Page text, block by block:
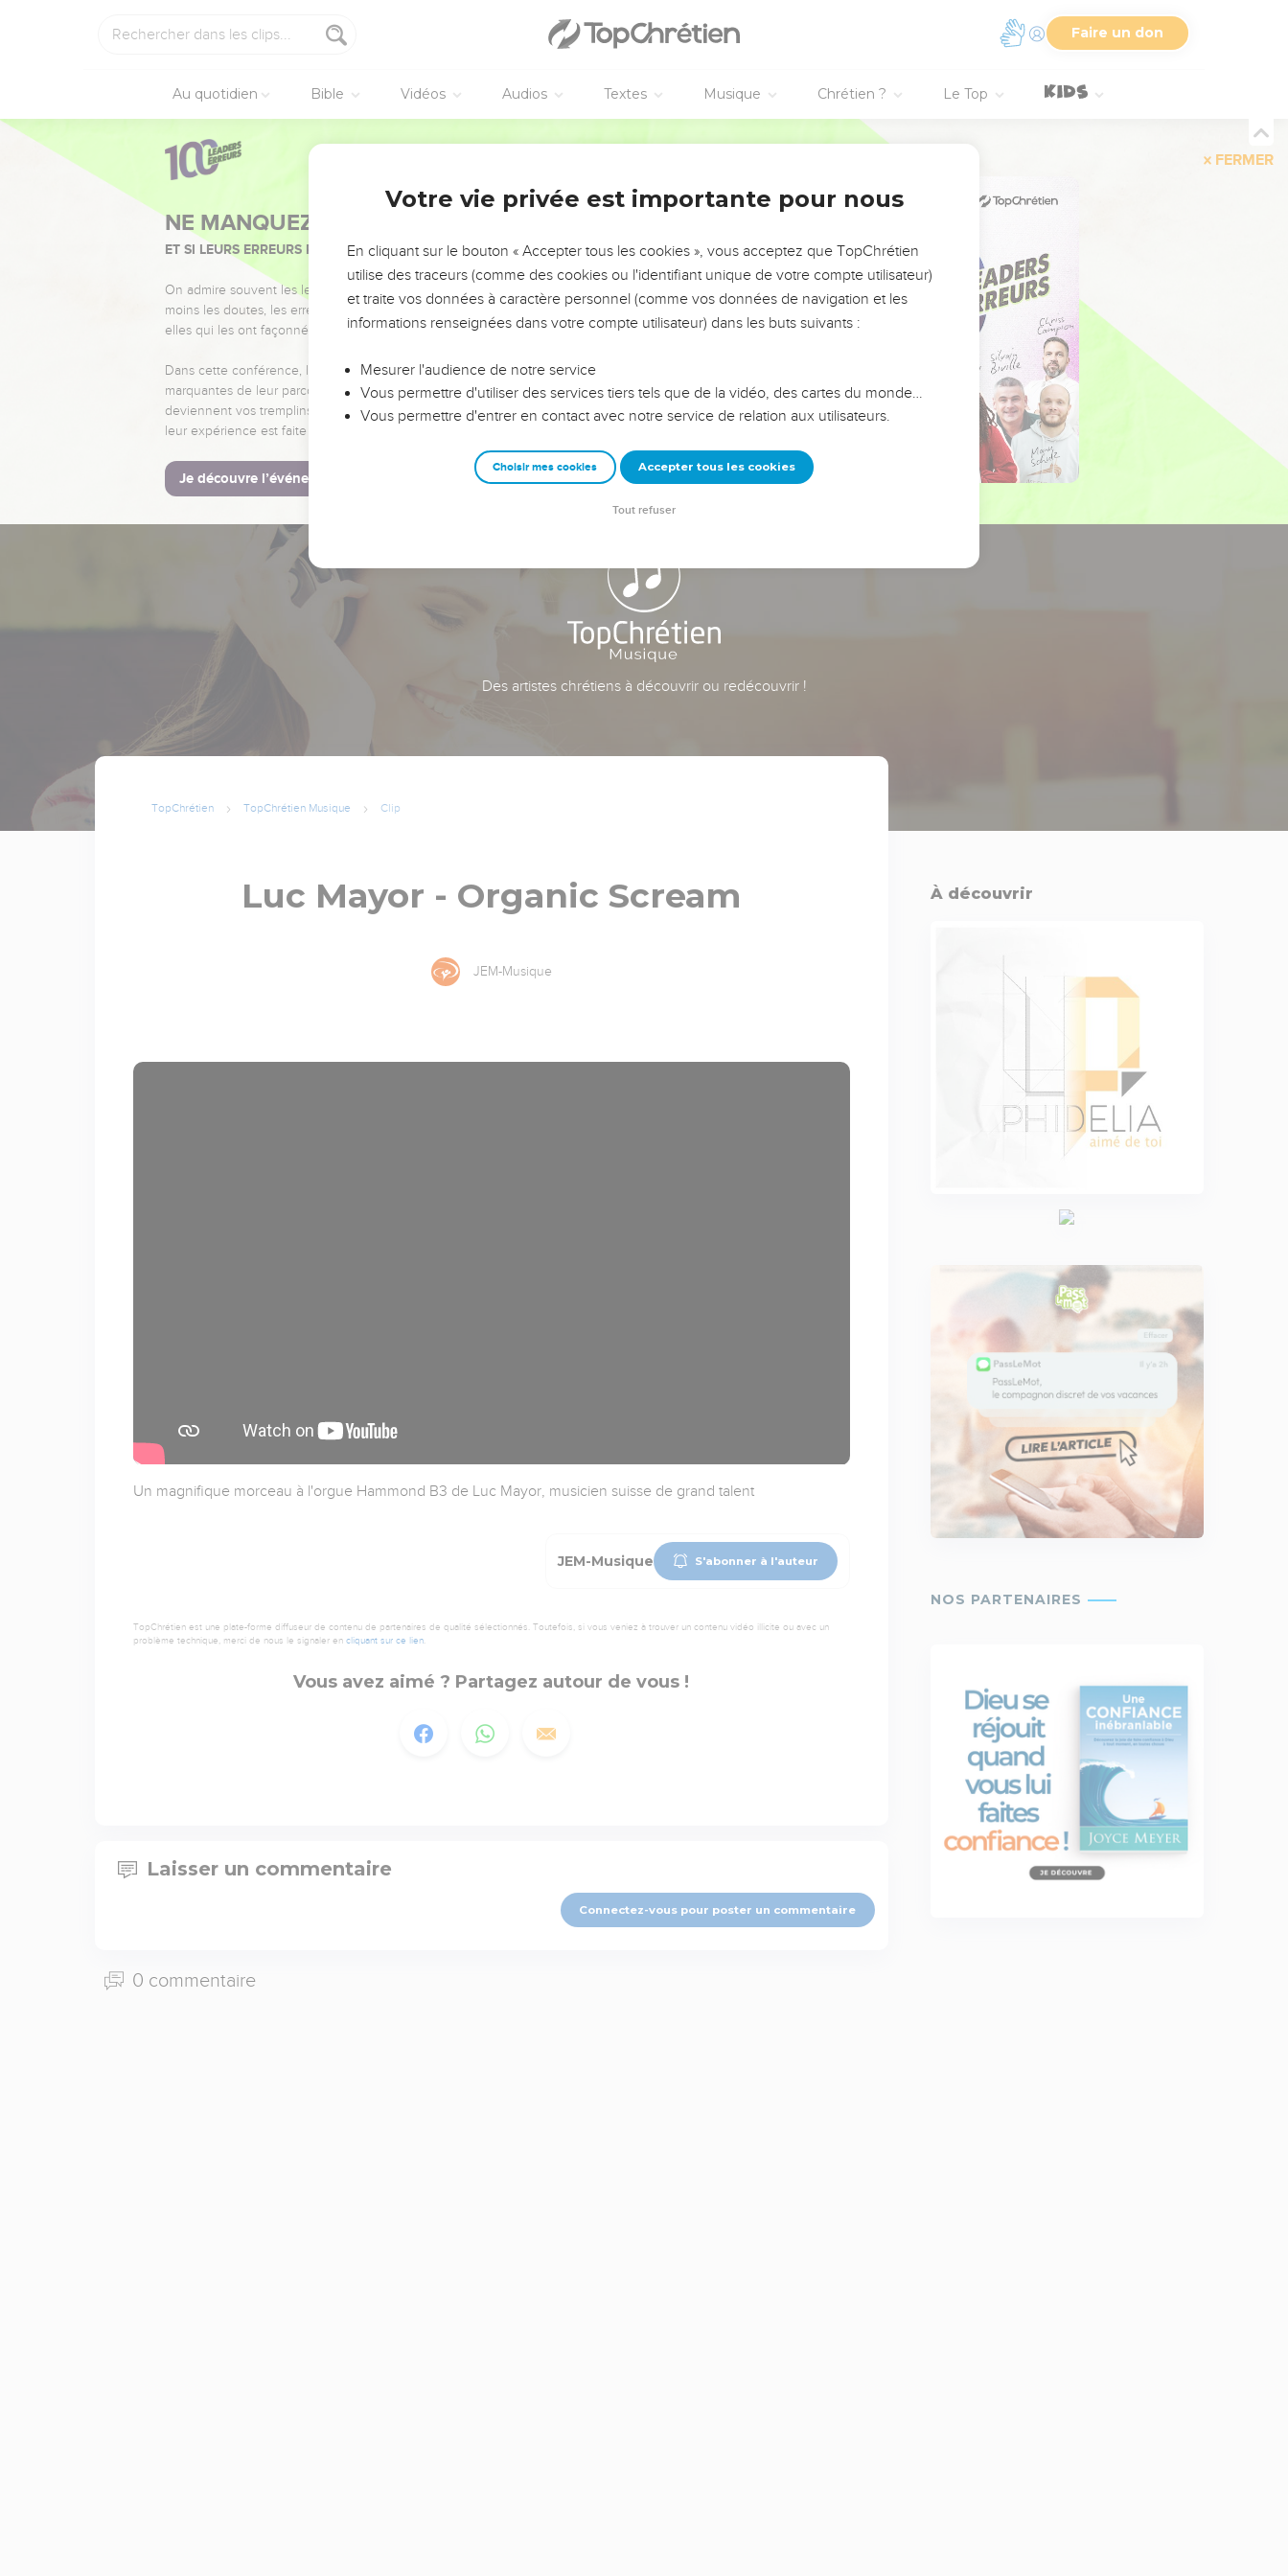
Faire un don
Au quotidien Bible Vidéos Audios Textes Musique Chrétien ? Le Top
FERMER
NE MANQUEZ PAS L’ÉVÉNEMENT DE L’ANNÉE !
ET SI LEURS ERREURS POUVAIENT VOUS ÉVITER LES VOTRES ?
On admire souvent les leaders pour leurs réussites, leur impact, leur foi ou leur vision. Mais on voit
moins les doutes, les erreurs et les saisons difficiles qu'ils ont traversés, alors même que ce sont
elles qui les ont façonnés.
Dans cette conférence, leaders, entrepreneurs, et responsables reviennent sur les erreurs
marquantes de leur parcours et les clés pour avancer avec plus de sagesse afin que leurs erreurs
deviennent vos tremplins. Que vous guidiez un ministère, une équipe, un groupe ou une famille,
leur expérience est faite pour vous.
Je découvre l’événement
Des artistes chrétiens à découvrir ou redécouvrir !
TopChrétien TopChrétien Musique Clip
Luc Mayor - Organic Scream
JEM-Musique
Un magnifique morceau à l'orgue Hammond B3 de Luc Mayor, musicien suisse de grand talent
JEM-Musique S'abonner à l'auteur
TopChrétien est une plate-forme diffuseur de contenu de partenaires de qualité sélectionnés. Toutefois, si vous veniez à trouver un contenu vidéo illicite ou avec un
problème technique, merci de nous le signaler en cliquant sur ce lien.
Vous avez aimé ? Partagez autour de vous !
Laisser un commentaire
Connectez-vous pour poster un commentaire
0 commentaire
À découvrir
Votre vie privée est importante pour nous
En cliquant sur le bouton « Accepter tous les cookies », vous acceptez que TopChrétien
utilise des traceurs (comme des cookies ou l'identifiant unique de votre compte utilisateur)
et traite vos données à caractère personnel (comme vos données de navigation et les
informations renseignées dans votre compte utilisateur) dans les buts suivants :
Mesurer l'audience de notre service
Vous permettre d'utiliser des services tiers tels que de la vidéo, des cartes du monde…
Vous permettre d'entrer en contact avec notre service de relation aux utilisateurs.
Choisir mes cookies Accepter tous les cookies
Tout refuser